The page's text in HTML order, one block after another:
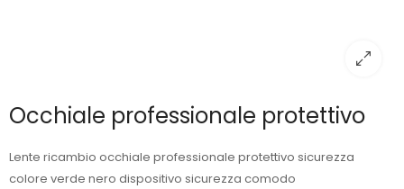
Occhiale professionale protettivo
Lente ricambio occhiale professionale protettivo sicurezza
colore verde nero dispositivo sicurezza comodo